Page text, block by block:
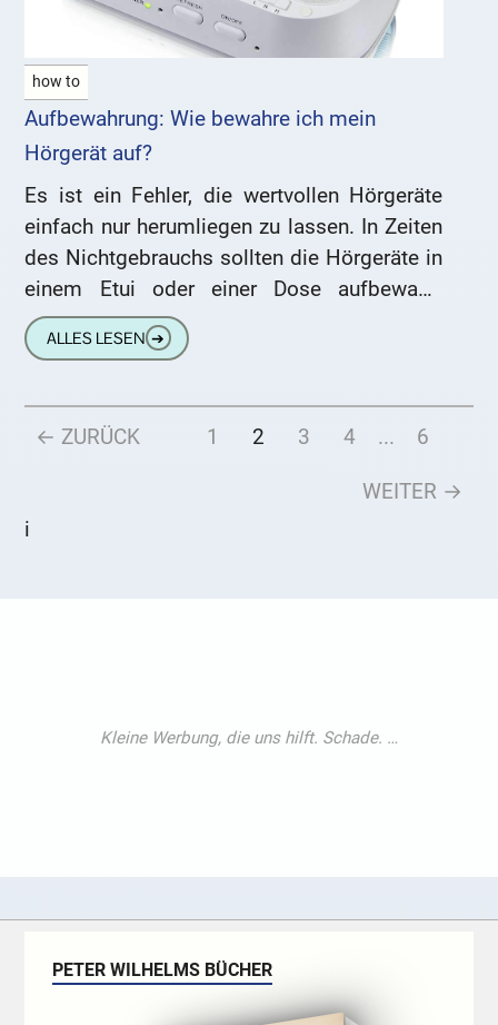
how to
Aufbewahrung: Wie bewahre ich mein
Hörgerät auf?
Es ist ein Fehler, die wertvollen Hörgeräte
einfach nur herumliegen zu lassen. In Zeiten
des Nichtgebrauchs sollten die Hörgeräte in
einem Etui oder einer Dose aufbewahrt
werden. Hersteller-Box Bei allen
ALLES LESEN ➔
← ZURÜCK 1 2 3 4 ... 6
WEITER →
i
PETER WILHELMS BÜCHER